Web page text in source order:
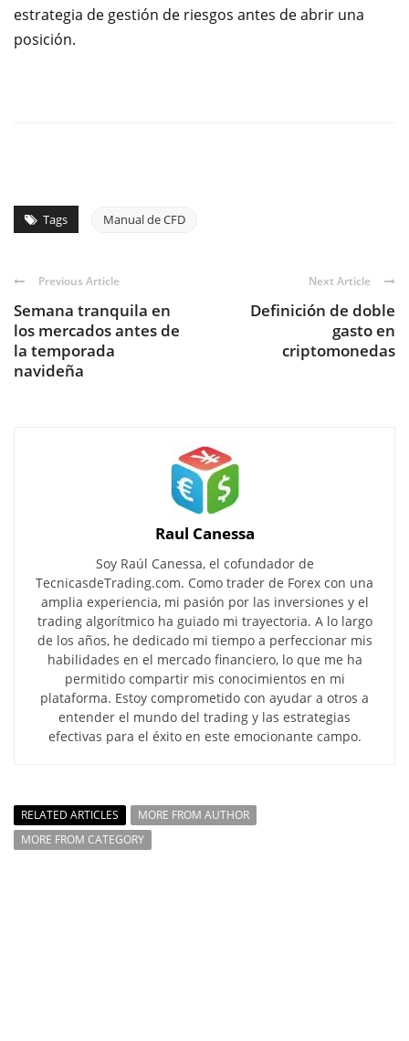
estrategia de gestión de riesgos antes de abrir una
posición.
Tags Manual de CFD
Previous Article
Semana tranquila en
los mercados antes de
la temporada
navideña
Next Article
Definición de doble
gasto en
criptomonedas
Raul Canessa
Soy Raúl Canessa, el cofundador de
TecnicasdeTrading.com. Como trader de Forex con una
amplia experiencia, mi pasión por las inversiones y el
trading algorítmico ha guiado mi trayectoria. A lo largo
de los años, he dedicado mi tiempo a perfeccionar mis
habilidades en el mercado financiero, lo que me ha
permitido compartir mis conocimientos en mi
plataforma. Estoy comprometido con ayudar a otros a
entender el mundo del trading y las estrategias
efectivas para el éxito en este emocionante campo.
RELATED ARTICLES
MORE FROM AUTHOR
MORE FROM CATEGORY